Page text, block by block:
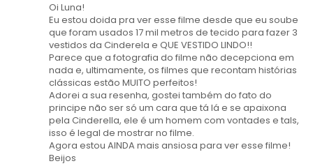
Oi Luna!
Eu estou doida pra ver esse filme desde que eu soube
que foram usados 17 mil metros de tecido para fazer 3
vestidos da Cinderela e QUE VESTIDO LINDO!!
Parece que a fotografia do filme não decepciona em
nada e, ultimamente, os filmes que recontam histórias
clássicas estão MUITO perfeitos!
Adorei a sua resenha, gostei também do fato do
principe não ser só um cara que tá lá e se apaixona
pela Cinderella, ele é um homem com vontades e tals,
isso é legal de mostrar no filme.
Agora estou AINDA mais ansiosa para ver esse filme!
Beijos